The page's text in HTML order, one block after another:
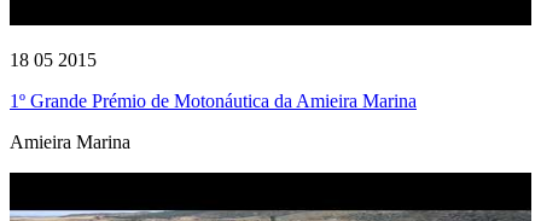
18 05 2015
1º Grande Prémio de Motonáutica da Amieira Marina
Amieira Marina